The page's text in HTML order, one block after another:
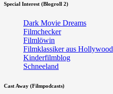
Special Interest (Blogroll 2)
Dark Movie Dreams
Filmchecker
Filmlöwin
Filmklassiker aus Hollywood
Kinderfilmblog
Schneeland
Cast Away (Filmpodcasts)